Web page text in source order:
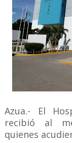
Azua.- El
recibió al
quienes